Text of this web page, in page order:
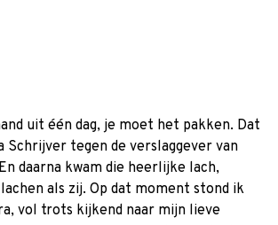
uit één dag, je moet het pakken. Dat
Schrijver tegen de verslaggever van
daarna kwam die heerlijke lach,
als zij. Op dat moment stond ik
vol trots kijkend naar mijn lieve